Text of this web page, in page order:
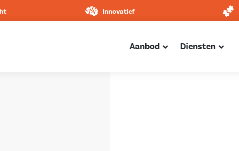
Innovatief
Aanbod Diensten